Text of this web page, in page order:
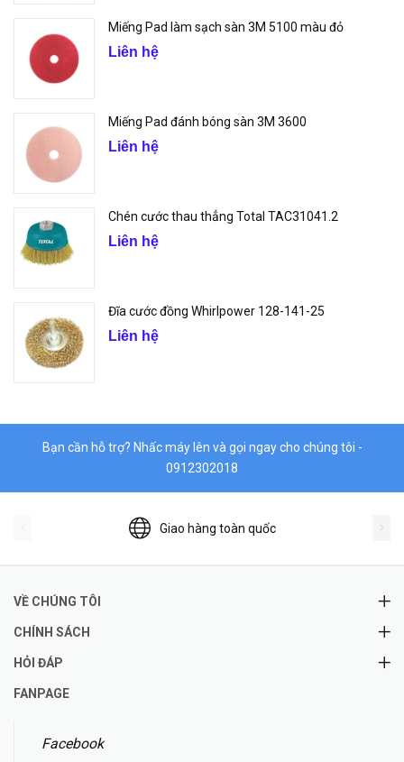
Miếng Pad làm sạch sàn 3M 5100 màu đỏ
Liên hệ
Miếng Pad đánh bóng sàn 3M 3600
Liên hệ
Chén cước thau thẳng Total TAC31041.2
Liên hệ
Đĩa cước đồng Whirlpower 128-141-25
Liên hệ
Bạn cần hỗ trợ? Nhấc máy lên và gọi ngay cho chúng tôi -
0912302018
Giao hàng toàn quốc
VỀ CHÚNG TÔI
CHÍNH SÁCH
HỎI ĐÁP
FANPAGE
Facebook